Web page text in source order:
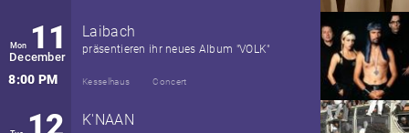
Mon 11
December
8:00 PM
Laibach
präsentieren ihr neues Album "VOLK"
Kesselhaus Concert
K'NAAN